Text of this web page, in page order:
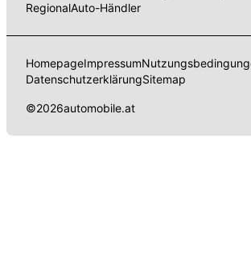
RegionalAuto-Händler
HomepageImpressum
DatenschutzerklärungSitemap
©2026automobile.at